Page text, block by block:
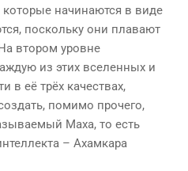
начинаются в виде
поскольку они плавают
втором уровне
из этих вселенных и
в её трёх качествах,
помимо прочего,
Маха, то есть
– Ахамкара